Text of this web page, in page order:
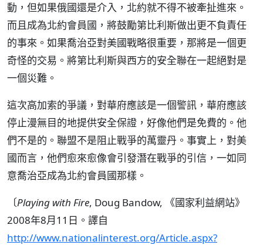
動，但如果俄國還是介入，北約就不得不被牽扯進來。
而且成為北約會員國，將鼓勵第比利斯做出更不負責任
的事來。如果喬治亞對美國戰略很重要，那將是一個更
奇怪的交易。將第比利斯與西方的安全聯在一起絕對是
一個災難。
這次高加索的爭議，對華府應該是一個警訊，華府應該
停止漫無目的地提供安全保證，好像他們是免費的。他
們不是的。聯盟不是阻止戰爭的萬靈丹。事實上，對美
國而言，他們愈來愈像會引發潛在戰爭的引信，一如同
意喬治亞成為北約會員國那樣。
〔Playing with Fire, Doug Bandow, 《國家利益網站》
2008年8月11日。譯自
http://www.nationalinterest.org/Article.aspx?